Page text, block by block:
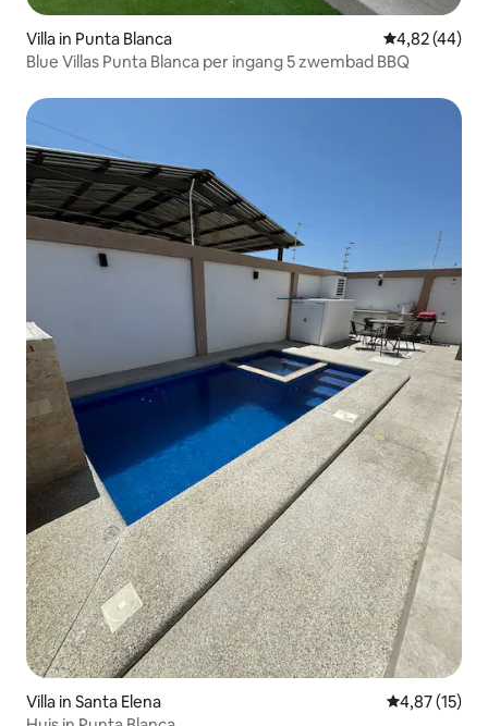
Villa in Punta Blanca Gemiddelde
4,82 (44)
Blue Villas Punta Blanca per ingang 5 zwembad BBQ
Villa in Santa Elena Gemiddelde
4,87 (15)